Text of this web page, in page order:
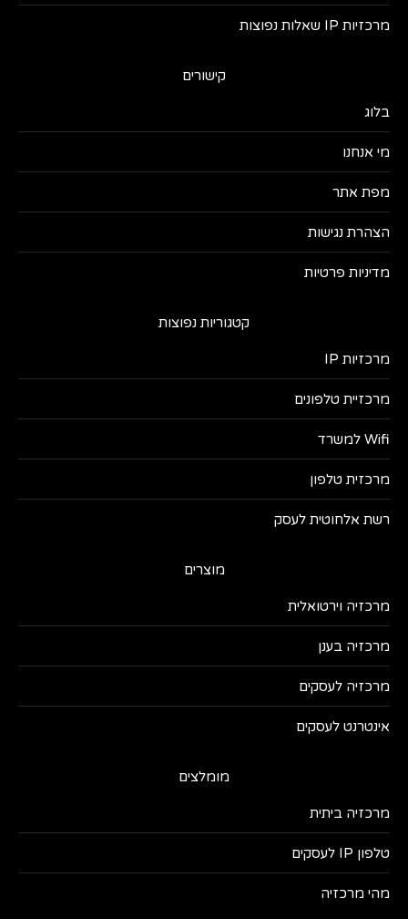
מרכזיות IP שאלות נפוצות
קישורים
בלוג
מי אנחנו
מפת אתר
הצהרת נגישות
מדיניות פרטיות
קטגוריות נפוצות
מרכזיות IP
מרכזיית טלפונים
Wifi למשרד
מרכזית טלפון
רשת אלחוטית לעסק
מוצרים
מרכזיה וירטואלית
מרכזיה בענן
מרכזיה לעסקים
אינטרנט לעסקים
מומלצים
מרכזיה ביתית
טלפון IP לעסקים
מהי מרכזיה